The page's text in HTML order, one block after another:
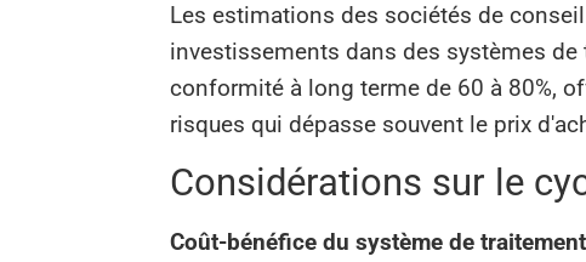
Les estimations des sociétés de
investissements dans des systèmes
conformité à long terme de 60 à 80%,
risques qui dépasse souvent le prix
Considérations sur le
Coût-bénéfice du système de traitement